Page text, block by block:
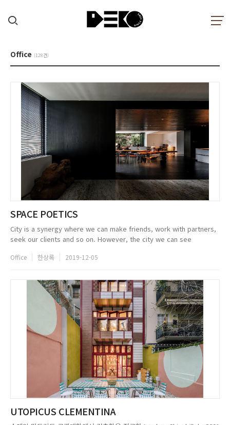
Office (128건)
SPACE POETICS
City is a synergy where we can make friends, work with partners,
seek our clients and so on. However, the city we can see
and more so th...
Office 한상록 2019-12-05
UTOPICUS CLEMENTINA